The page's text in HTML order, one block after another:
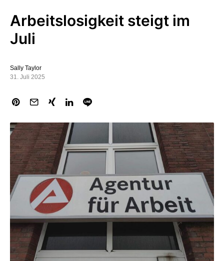
Arbeitslosigkeit steigt im
Juli
Sally Taylor
31. Juli 2025